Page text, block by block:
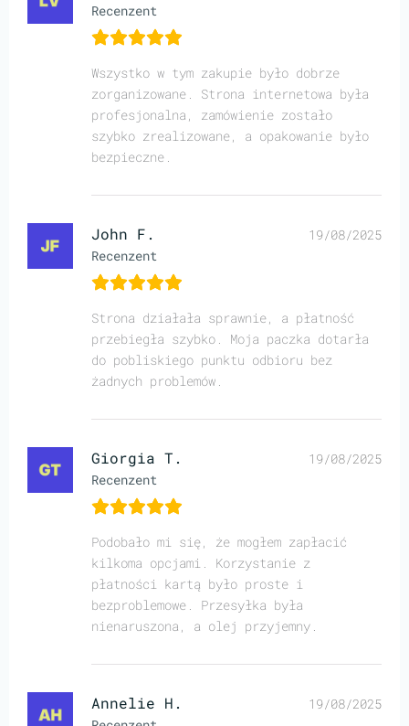
Recenzent
Wszystko w tym zakupie było dobrze
zorganizowane. Strona internetowa była
profesjonalna, zamówienie zostało
szybko zrealizowane, a opakowanie było
bezpieczne.
John F.
Recenzent
19/08/2025
Strona działała sprawnie, a płatność
przebiegła szybko. Moja paczka dotarła
do pobliskiego punktu odbioru bez
żadnych problemów.
Giorgia T.
Recenzent
19/08/2025
Podobało mi się, że mogłem zapłacić
kilkoma opcjami. Korzystanie z
płatności kartą było proste i
bezproblemowe. Przesyłka była
nienaruszona, a olej przyjemny.
Annelie H. 19/08/2025